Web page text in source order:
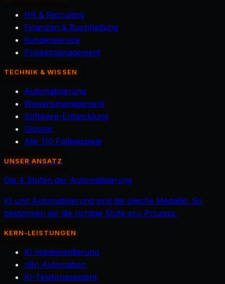
HR & Recruiting
Finanzen & Buchhaltung
Kundenservice
Projektmanagement
TECHNIK & WISSEN
Automatisierung
Wissensmanagement
Software-Entwicklung
Glossar
Alle 110 Fallbeispiele
UNSER ANSATZ
Die 4 Stufen der Automatisierung
KI und Automatisierung sind die gleiche Medaille. So
bestimmen wir die richtige Stufe pro Prozess.
KERN-LEISTUNGEN
KI Implementierung
n8n Automation
KI-Telefonassistent